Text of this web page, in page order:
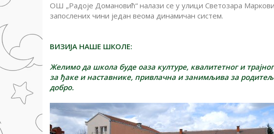
ОШ „Радоје Домановић“ налази се у улици Светозара
запослених чини један веома динамичан систем.
ВИЗИЈА НАШЕ ШКОЛЕ:
Желимо да школа буде оаза културе, квалитетнoг и
за ђаке и наставнике, привлачна и занимљива за
добро.